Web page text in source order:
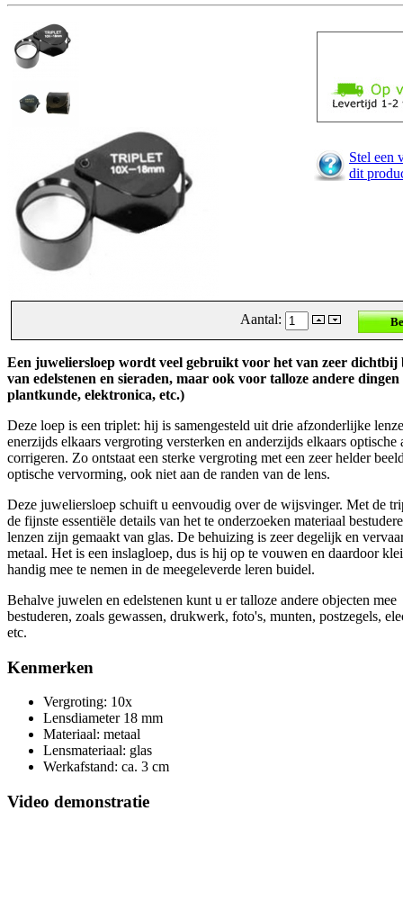
Stel een
dit
Aantal:
Een juweliersloep wordt veel gebruikt voor het van zeer dichtbij
van edelstenen en sieraden, maar ook voor talloze andere dingen
plantkunde, elektronica, etc.)
Deze loep is een triplet: hij is samengesteld uit drie afzonderlijke
enerzijds elkaars vergroting versterken en anderzijds elkaars
corrigeren. Zo ontstaat een sterke vergroting met een zeer helder
optische vervorming, ook niet aan de randen van de lens.
Deze juweliersloep schuift u eenvoudig over de wijsvinger. Met de
de fijnste essentiële details van het te onderzoeken materiaal
lenzen zijn gemaakt van glas. De behuizing is zeer degelijk en
metaal. Het is een inslagloep, dus is hij op te vouwen en daardoor
handig mee te nemen in de meegeleverde leren buidel.
Behalve juwelen en edelstenen kunt u er talloze andere objecten mee
bestuderen, zoals gewassen, drukwerk, foto's, munten, postzegels,
etc.
Kenmerken
Vergroting: 10x
Lensdiameter 18 mm
Materiaal: metaal
Lensmateriaal: glas
Werkafstand: ca. 3 cm
Video demonstratie